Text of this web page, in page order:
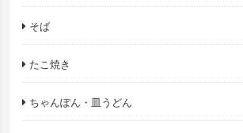
そば
たこ焼き
ちゃんぽん・皿うどん